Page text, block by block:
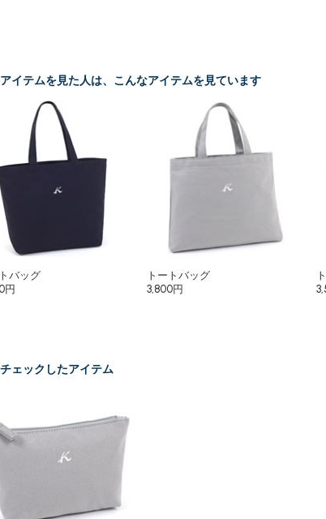
イテムを見た人は、こんなアイテムを見ています
バッグ
円
トートバッグ
3,800円
ェックしたアイテム